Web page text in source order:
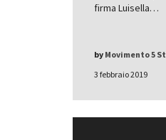
firma Luisella…
3 febbraio 2019
by Movimento 5